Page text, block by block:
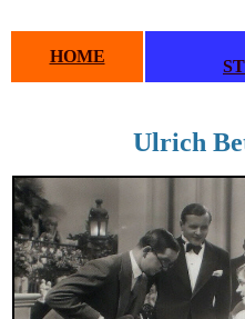
HOME
Ulrich